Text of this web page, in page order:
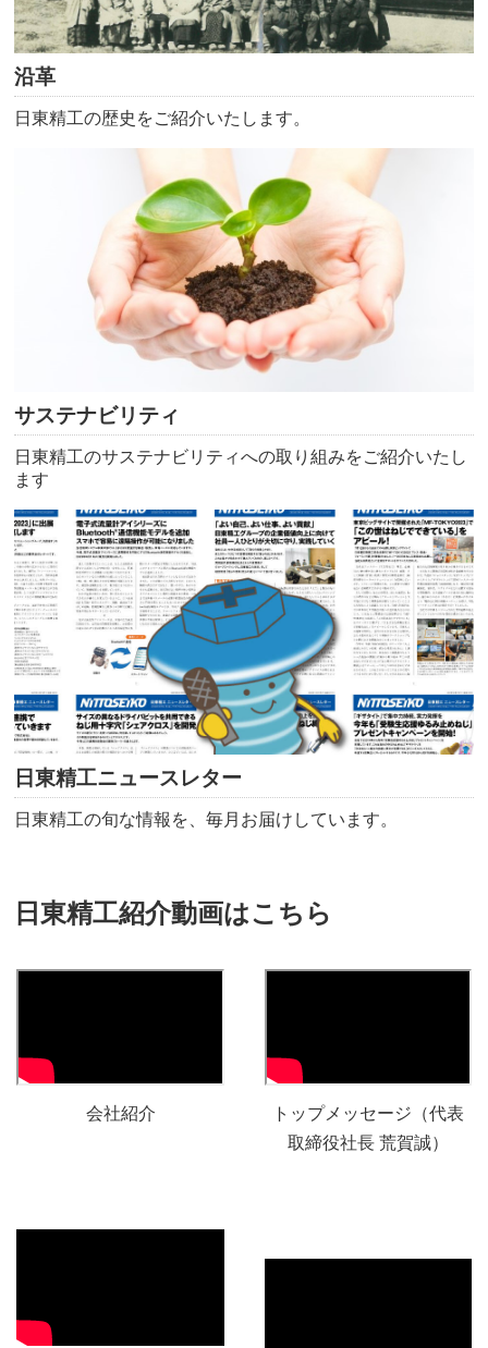
沿革
日東精工の歴史をご紹介いたします。
サステナビリティ
日東精工のサステナビリティへの取り組みをご紹介いたし
ます
日東精工ニュースレター
日東精工の旬な情報を、毎月お届けしています。
日東精工紹介動画はこちら
会社紹介
トップメッセージ（代表
取締役社長 荒賀誠）